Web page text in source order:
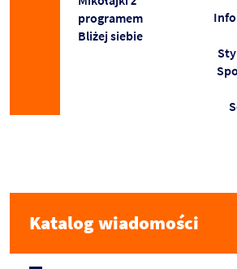
programem
Bliżej siebie
Katalog wiadomości